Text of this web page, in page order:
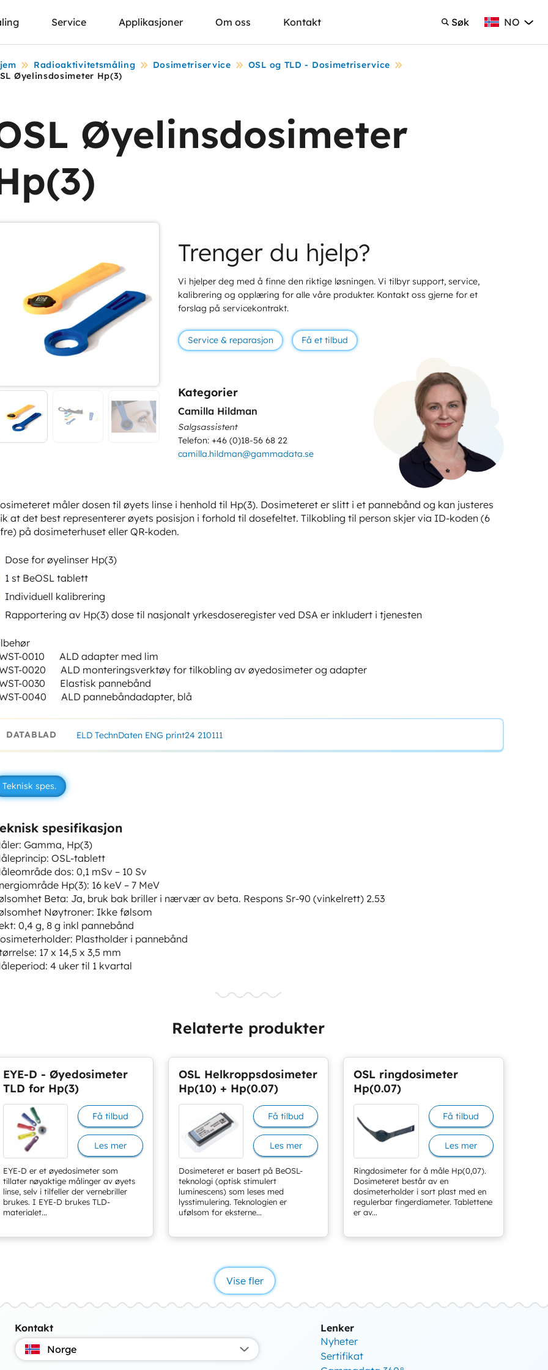
Service Applikasjoner Om oss Kontakt Søk
Søk NorskNO
Radioaktivitetsmåling Dosimetriservice
OSL og TLD - Dosimetriservice
Øyelinsdosimeter Hp(3)
Øyelinsdosimeter
Trenger du hjelp?
Vi hjelper deg med å finne den riktige løsningen. Vi tilbyr support, service,
kalibrering og opplæring for alle våre produkter. Kontakt oss gjerne for et
forslag på servicekontrakt.
Service & reparasjon Få et tilbud
måler dosen til øyets linse i henhold til Hp(3). Dosimeteret er slitt i et pannebånd og kan justeres
at det best representerer øyets posisjon i forhold til dosefeltet. Tilkobling til person skjer via ID-koden (6
på dosimeterhuset eller QR-koden.
Dose for øyelinser Hp(3)
1 st BeOSL tablett
Individuell kalibrering
Rapportering av Hp(3) dose til nasjonalt yrkesdoseregister ved DSA er inkludert i tjenesten
0010 ALD adapter med lim
0020 ALD monteringsverktøy for tilkobling av øyedosimeter og adapter
0030 Elastisk pannebånd
0040 ALD pannebåndadapter, blå
DATABLAD ELD TechnDaten ENG print24 210111
Kategorier
Camilla Hildman
Salgsassistent
Telefon: +46 (0)18-56 68 22
camilla.hildman@gammadata.se
Teknisk spes.
spesifikasjon
Gamma, Hp(3)
OSL-tablett
dos: 0,1 mSv – 10 Sv
Hp(3): 16 keV – 7 MeV
Beta: Ja, bruk bak briller i nærvær av beta. Respons Sr-90 (vinkelrett) 2.53
Nøytroner: Ikke følsom
0,4 g, 8 g inkl pannebånd
Plastholder i pannebånd
17 x 14,5 x 3,5 mm
4 uker til 1 kvartal
Relaterte produkter
EYE-D - Øyedosimeter
TLD for Hp(3)
EYE-D er et øyedosimeter som
tillater nøyaktige målinger av øyets
linse, selv i tilfeller der vernebriller
brukes. I EYE-D brukes TLD-
materialet...
Få tilbud
Les mer
OSL Helkroppsdosimeter
Hp(10) + Hp(0.07)
Dosimeteret er basert på BeOSL-
teknologi (optisk stimulert
luminescens) som leses med
lysstimulering. Teknologien er
ufølsom for eksterne...
Få tilbud
Les mer
OSL ringdosimeter
Hp(0.07)
Ringdosimeter for å måle Hp(0,07).
Dosimeteret består av en
dosimeterholder i sort plast med en
regulerbar fingerdiameter. Tablettene
er av...
Få tilbud
Les mer
Vise fler
Kontakt
Norge
Lenker
Nyheter
Sertifikat